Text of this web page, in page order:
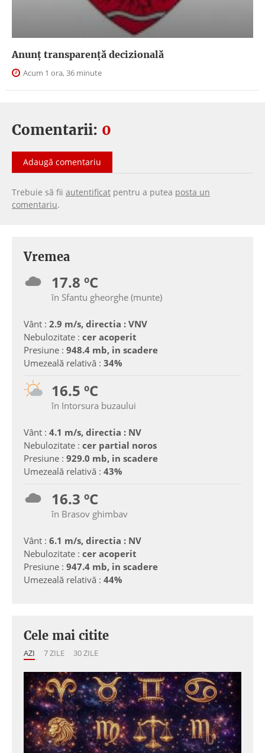
Anunţ transparenţă decizională
Acum 1 ora, 36 minute
Comentarii: 0
Adaugă comentariu
Trebuie să fii autentificat pentru a putea posta un
comentariu.
Vremea
17.8 ºC
în Sfantu gheorghe (munte)
Vânt : 2.9 m/s, directia : VNV
Nebulozitate : cer acoperit
Presiune : 948.4 mb, in scadere
Umezeală relativă : 34%
16.5 ºC
în Intorsura buzaului
Vânt : 4.1 m/s, directia : NV
Nebulozitate : cer partial noros
Presiune : 929.0 mb, in scadere
Umezeală relativă : 43%
16.3 ºC
în Brasov ghimbav
Vânt : 6.1 m/s, directia : NV
Nebulozitate : cer acoperit
Presiune : 947.4 mb, in scadere
Umezeală relativă : 44%
Cele mai citite
AZI 7 ZILE 30 ZILE